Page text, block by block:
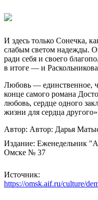
И здесь только Сонечка,
слабым светом надежды.
ради себя и своего
в итоге — и
Любовь — единственное,
конце самого романа
любовь, сердце одного
жизни для сердца
Автор: Автор: Дарья
Издание: Еженедельник
Омске № 37
Источник:
https://omsk.aif.ru/culture/